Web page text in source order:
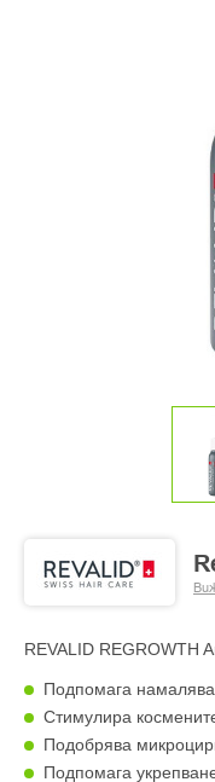
REVALID REGROWTH
Подпомага
Стимулира
Подобрява
Подпомага